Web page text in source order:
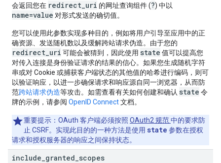
会返回您在 redirect_uri 的网址查询组件 (?) 中以
name=value 对形式发送的确切值。
您可以使用此参数实现多种目的，例如将用户引导至应用中的正
确资源、发送随机数以及缓解跨站请求伪造。由于您的
redirect_uri 可能会被猜到，因此使用 state 值可以提高您
对传入连接是身份验证请求的结果的信心。如果您生成随机字符
串或对 Cookie 或捕获客户端状态的其他值的哈希进行编码，则可
以验证响应，以进一步确保请求和响应源自同一浏览器，从而防
范跨站请求伪造等攻击。如需查看有关如何创建和确认 state 令
牌的示例，请参阅 OpenID Connect文档。
重要提示 ：OAuth 客户端必须按照 OAuth2 规范中的要求防
止 CSRF。实现此目的的一种方法是使用 state 参数在授权
请求和授权服务器的响应之间保持状态。
include granted scopes